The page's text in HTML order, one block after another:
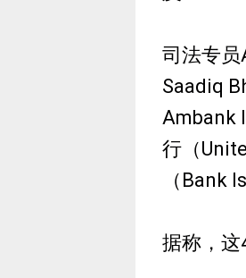
司法专
Saadiq
Ambank
行（
（Bank
据称，这